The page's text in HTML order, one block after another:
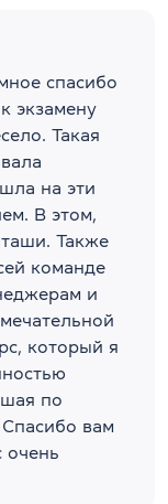
спасибо
экзамену
Такая
на эти
В этом,
Также
команде
и
который я
по
вам
очень